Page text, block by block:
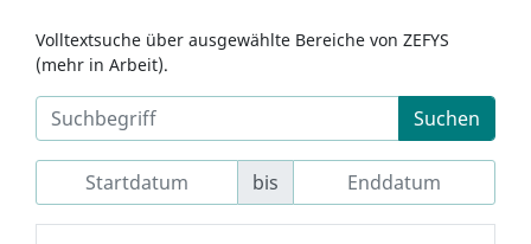
Volltextsuche über ausgewählte Bereiche von ZEFYS
(mehr in Arbeit).
Suchen
bis